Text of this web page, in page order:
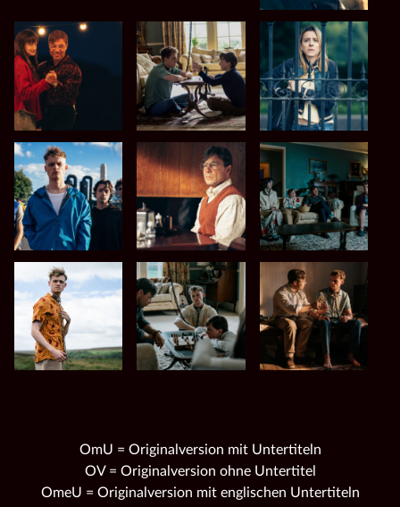
OmU = Originalversion mit Untertiteln
OV = Originalversion ohne Untertitel
OmeU = Originalversion mit englischen Untertiteln